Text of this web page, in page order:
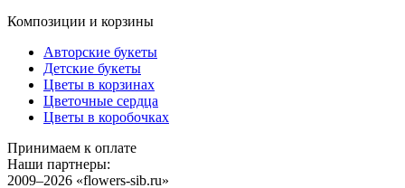
Композиции и корзины
Авторские букеты
Детские букеты
Цветы в корзинах
Цветочные сердца
Цветы в коробочках
Принимаем к оплате
Наши партнеры:
2009–2026 «flowers-sib.ru»